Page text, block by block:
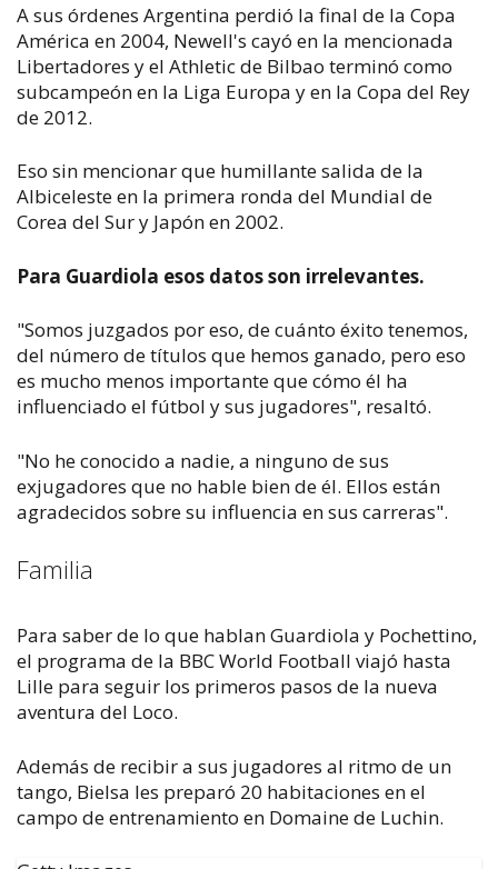
A sus órdenes Argentina perdió la final de la Copa
América en 2004, Newell's cayó en la mencionada
Libertadores y el Athletic de Bilbao terminó como
subcampeón en la Liga Europa y en la Copa del Rey
de 2012.
Eso sin mencionar que humillante salida de la
Albiceleste en la primera ronda del Mundial de
Corea del Sur y Japón en 2002.
Para Guardiola esos datos son irrelevantes.
"Somos juzgados por eso, de cuánto éxito tenemos,
del número de títulos que hemos ganado, pero eso
es mucho menos importante que cómo él ha
influenciado el fútbol y sus jugadores", resaltó.
"No he conocido a nadie, a ninguno de sus
exjugadores que no hable bien de él. Ellos están
agradecidos sobre su influencia en sus carreras".
Familia
Para saber de lo que hablan Guardiola y Pochettino,
el programa de la BBC World Football viajó hasta
Lille para seguir los primeros pasos de la nueva
aventura del Loco.
Además de recibir a sus jugadores al ritmo de un
tango, Bielsa les preparó 20 habitaciones en el
campo de entrenamiento en Domaine de Luchin.